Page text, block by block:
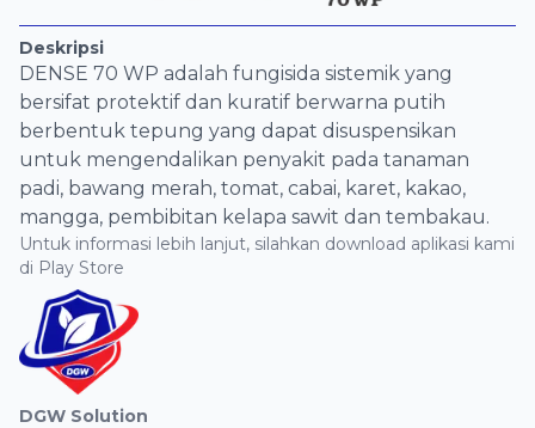
Deskripsi
DENSE 70 WP adalah fungisida sistemik yang
bersifat protektif dan kuratif berwarna putih
berbentuk tepung yang dapat disuspensikan
untuk mengendalikan penyakit pada tanaman
padi, bawang merah, tomat, cabai, karet, kakao,
mangga, pembibitan kelapa sawit dan tembakau.
Untuk informasi lebih lanjut, silahkan download aplikasi kami
di Play Store
DGW Solution